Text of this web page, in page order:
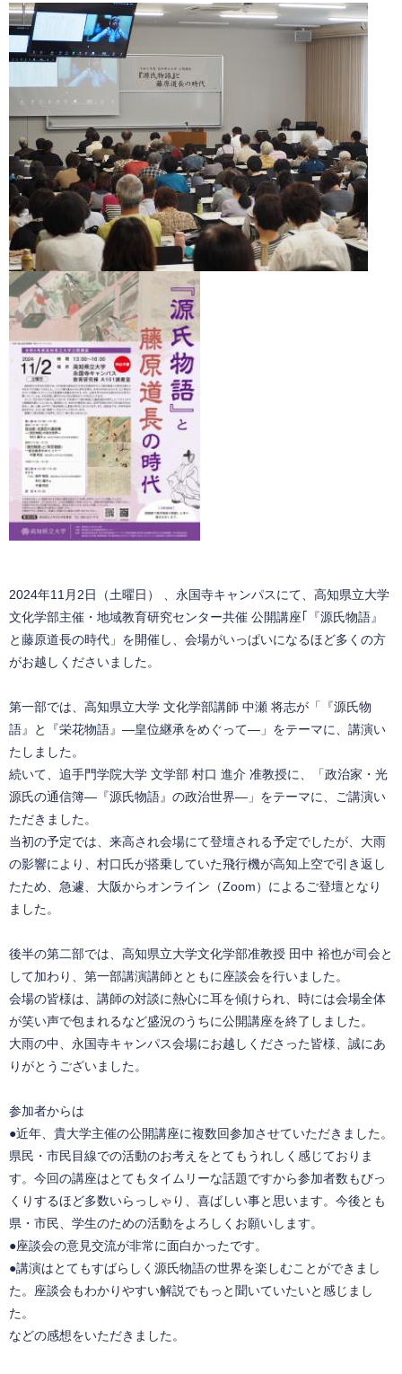
2024年11月2日（土曜日） 、永国寺キャンパスにて、高知県立大学
文化学部主催・地域教育研究センター共催 公開講座｢『源氏物語』
と藤原道長の時代」を開催し、会場がいっぱいになるほど多くの方
がお越しくださいました。
第一部では、高知県立大学 文化学部講師 中瀬 将志が「『源氏物
語』と『栄花物語』―皇位継承をめぐって―」をテーマに、講演い
たしました。
続いて、追手門学院大学 文学部 村口 進介 准教授に、「政治家・光
源氏の通信簿―『源氏物語』の政治世界―」をテーマに、ご講演い
ただきました。
当初の予定では、来高され会場にて登壇される予定でしたが、大雨
の影響により、村口氏が搭乗していた飛行機が高知上空で引き返し
たため、急遽、大阪からオンライン（Zoom）によるご登壇となり
ました。
後半の第二部では、高知県立大学文化学部准教授 田中 裕也が司会と
して加わり、第一部講演講師とともに座談会を行いました。
会場の皆様は、講師の対談に熱心に耳を傾けられ、時には会場全体
が笑い声で包まれるなど盛況のうちに公開講座を終了しました。
大雨の中、永国寺キャンパス会場にお越しくださった皆様、誠にあ
りがとうございました。
参加者からは
●近年、貴大学主催の公開講座に複数回参加させていただきました。
県民・市民目線での活動のお考えをとてもうれしく感じておりま
す。今回の講座はとてもタイムリーな話題ですから参加者数もびっ
くりするほど多数いらっしゃり、喜ばしい事と思います。今後とも
県・市民、学生のための活動をよろしくお願いします。
●座談会の意見交流が非常に面白かったです。
●講演はとてもすばらしく源氏物語の世界を楽しむことができまし
た。座談会もわかりやすい解説でもっと聞いていたいと感じまし
た。
などの感想をいただきました。